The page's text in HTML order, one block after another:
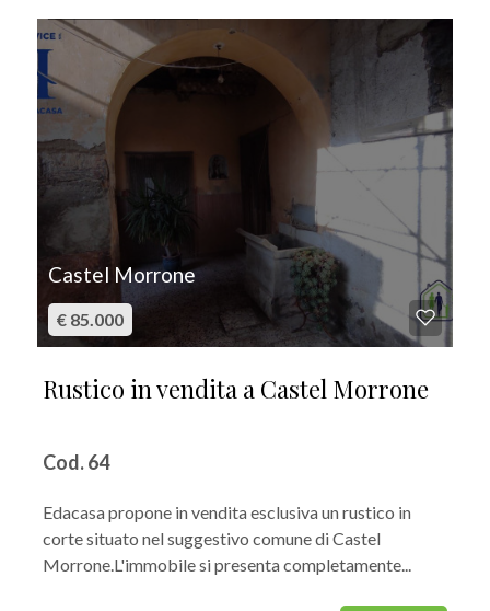
Castel Morrone
€ 85.000
Rustico in vendita a Castel Morrone
Cod. 64
Edacasa propone in vendita esclusiva un rustico in
corte situato nel suggestivo comune di Castel
Morrone.L'immobile si presenta completamente...